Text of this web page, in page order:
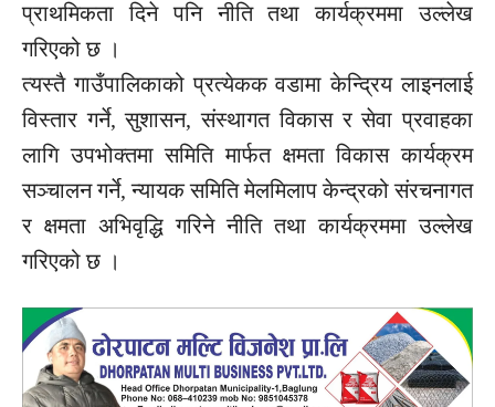
प्राथमिकता दिने पनि नीति तथा कार्यक्रममा उल्लेख
गरिएको छ ।
त्यस्तै गाउँपालिकाको प्रत्येकक वडामा केन्द्रिय लाइनलाई
विस्तार गर्ने, सुशासन, संस्थागत विकास र सेवा प्रवाहका
लागि उपभोक्तमा समिति मार्फत क्षमता विकास कार्यक्रम
सञ्चालन गर्ने, न्यायक समिति मेलमिलाप केन्द्रको संरचनागत
र क्षमता अभिवृद्धि गरिने नीति तथा कार्यक्रममा उल्लेख
गरिएको छ ।